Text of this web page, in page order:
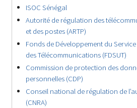
ISOC Sénégal
Autorité de régulation des
et des postes (ARTP)
Fonds de Développement du
des Télécommunications (FDSUT)
Commission de protection des
personnelles (CDP)
Conseil national de régulation de
(CNRA)